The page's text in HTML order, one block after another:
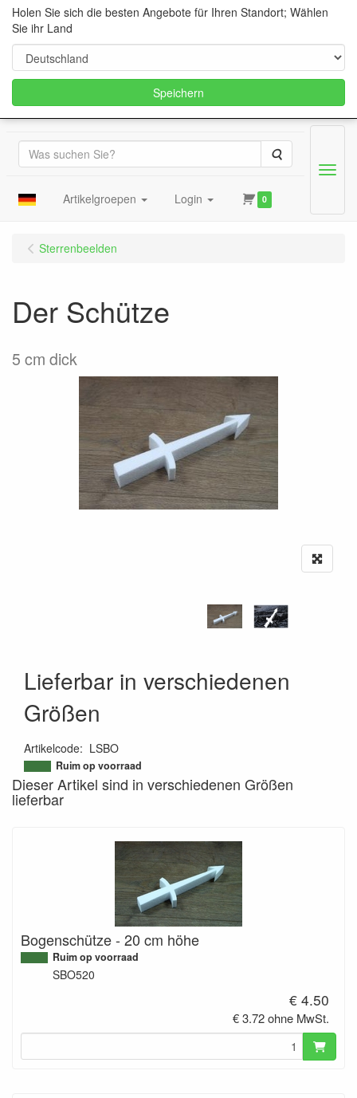
Suche
Artikelgroepen Login 0
Menu
Sterrenbeelden
Der Schütze
5 cm dick
Lieferbar in verschiedenen
Größen
Artikelcode: LSBO
9504941314529
Ruim op voorraad
Dieser Artikel sind in verschiedenen Größen
lieferbar
Bogenschütze - 20 cm höhe
Ruim op voorraad
SBO520
€ 4.50
€ 3.72 ohne MwSt.
Holen Sie sich die besten Angebote für Ihren Standort; Wählen
Sie ihr Land
Speichern